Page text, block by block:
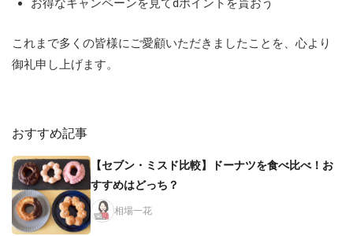
お得なキャンペーンを見てdポイントを貰おう
これまで多くの皆様にご愛顧いただきましたことを、心より
御礼申し上げます。
おすすめ記事
【セブン・ミスド比較】ドーナツを食べ比べ！お
すすめはどっち？
相場一花